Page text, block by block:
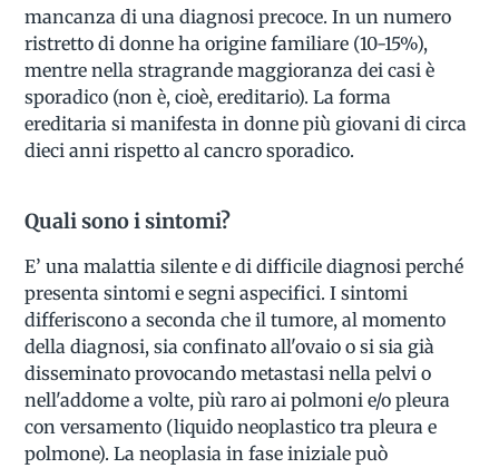
mancanza di una diagnosi precoce. In un numero
ristretto di donne ha origine familiare (10-15%),
mentre nella stragrande maggioranza dei casi è
sporadico (non è, cioè, ereditario). La forma
ereditaria si manifesta in donne più giovani di circa
dieci anni rispetto al cancro sporadico.
Quali sono i sintomi?
E’ una malattia silente e di difficile diagnosi perché
presenta sintomi e segni aspecifici. I sintomi
differiscono a seconda che il tumore, al momento
della diagnosi, sia confinato all'ovaio o si sia già
disseminato provocando metastasi nella pelvi o
nell'addome a volte, più raro ai polmoni e/o pleura
con versamento (liquido neoplastico tra pleura e
polmone). La neoplasia in fase iniziale può